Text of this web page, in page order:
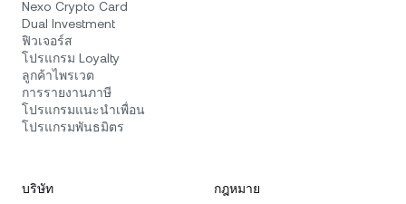
Nexo Crypto Card
Dual Investment
ฟิวเจอร์ส
โปรแกรม Loyalty
ลูกค้าไพรเวต
การรายงานภาษี
โปรแกรมแนะนำเพื่อน
โปรแกรมพันธมิตร
บริษัท กฎหมาย